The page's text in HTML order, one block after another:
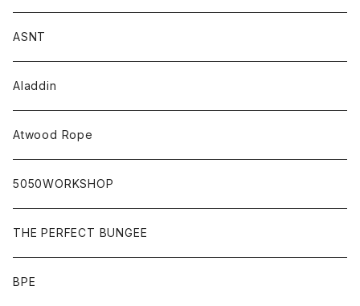
ASNT
Aladdin
Atwood Rope
5050WORKSHOP
THE PERFECT BUNGEE
BPE